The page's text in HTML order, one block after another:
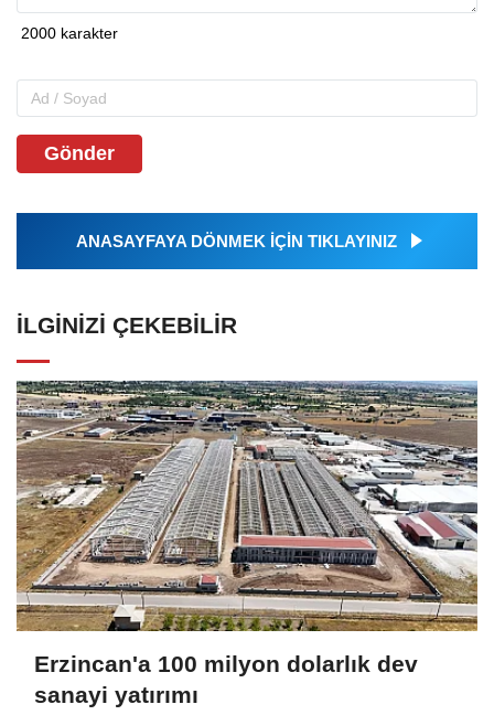
Gönder
ANASAYFAYA DÖNMEK İÇİN TIKLAYINIZ
İLGINIZI ÇEKEBILIR
Erzincan'a 100 milyon dolarlık dev
sanayi yatırımı